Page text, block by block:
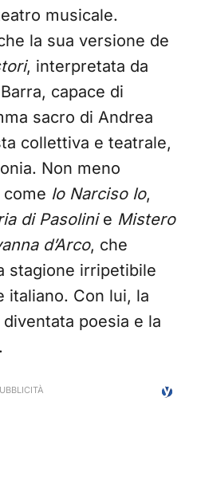
musicale.
la sua versione de
, interpretata da
capace di
sacro di Andrea
collettiva e teatrale,
Non meno
Io Narciso Io,
di Pasolinie Mistero
d’Arco, che
stagione irripetibile
italiano. Con lui, la
poesia e la